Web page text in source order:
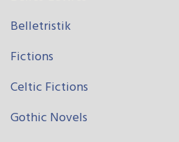
Belletristik
Fictions
Celtic Fictions
Gothic Novels